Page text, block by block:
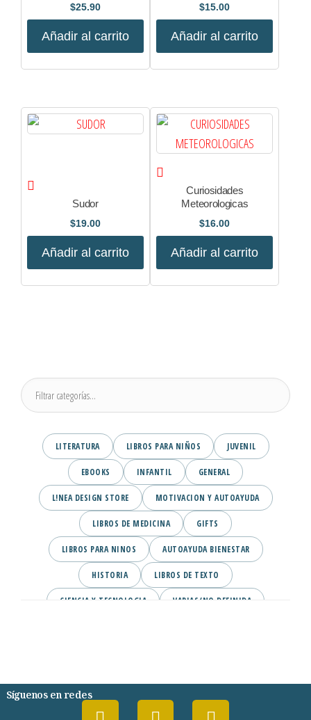
$25.90
Añadir al carrito
$15.00
Añadir al carrito
Sudor
$19.00
Añadir al carrito
Curiosidades
Meteorologicas
$16.00
Añadir al carrito
LITERATURA LIBROS PARA NIÑOS JUVENIL
EBOOKS INFANTIL GENERAL
L!NEA DESIGN STORE MOTIVACION Y AUTOAYUDA
LIBROS DE MEDICINA GIFTS
LIBROS PARA NINOS AUTOAYUDA BIENESTAR
HISTORIA LIBROS DE TEXTO
CIENCIA Y TECNOLOGIA VARIAS/NO DEFINIDA
Síguenos en redes